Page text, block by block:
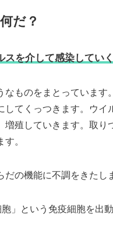
だ？
を介して感染していく
なものをまとっていま
てくっつきます。ウイ
増殖していきます。取
。
の機能に不調をきたし
」という免疫細胞を出